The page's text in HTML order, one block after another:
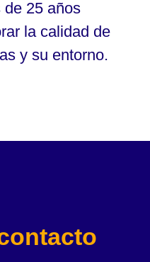
de 25 años
la calidad de
y su entorno.